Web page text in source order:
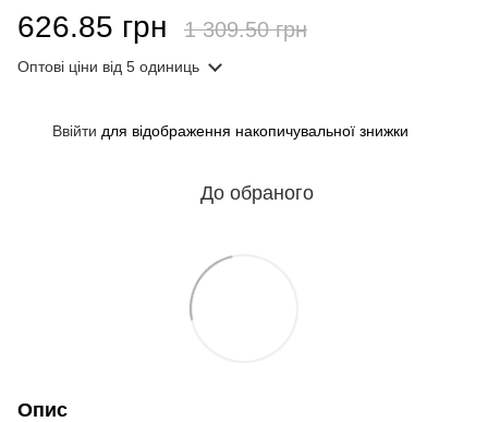
626.85 грн 1 309.50 грн
Оптові ціни від 5 одиниць
Ввійти для відображення накопичувальної знижки
До обраного
Опис